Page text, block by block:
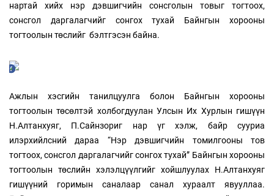
нартай хийх нэр дэвшигчийн сонсголын товыг тогтоох,
сонсгол даргалагчийг сонгох тухай Байнгын хорооны
тогтоолын төслийг бэлтгэсэн байна.
Ажлын хэсгийн танилцуулга болон Байнгын хорооны
тогтоолын төсөлтэй холбогдуулан Улсын Их Хурлын гишүүн
Н.Алтанхуяг, П.Сайнзориг нар үг хэлж, байр сууриа
илэрхийлсний дараа “Нэр дэвшигчийн томилгооны тов
тогтоох, сонсгол даргалагчийг сонгох тухай” Байнгын хорооны
тогтоолын төслийн хэлэлцүүлгийг хойшлуулах Н.Алтанхуяг
гишүүний горимын саналаар санал хураалт явууллаа.